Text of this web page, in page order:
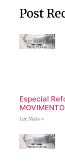
Post
Especial
Ler Mais »